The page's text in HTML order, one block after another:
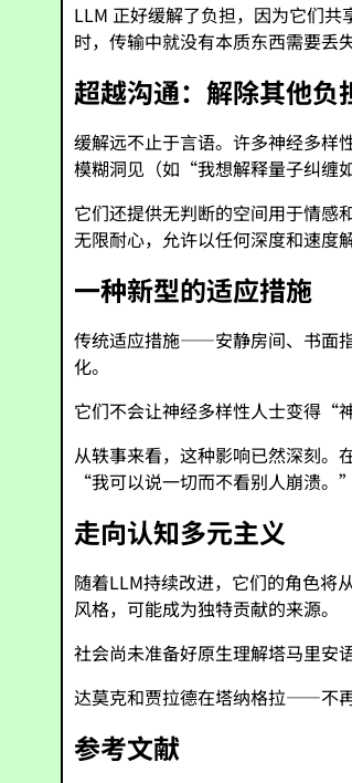
LLM 正好缓解了负担，因为它们
时，传输中就没有本质东西需要丢失
超越沟通：解除其他负
缓解远不止于言语。许多神经多
模糊洞见（如“我想解释量子纠缠
它们还提供无判断的空间用于情感
无限耐心，允许以任何深度和速度
一种新型的适应措施
传统适应措施——安静房间、书面
化。
它们不会让神经多样性人士变得“
从轶事来看，这种影响已然深刻
“我可以说一切而不看别人崩溃
走向认知多元主义
随着LLM持续改进，它们的角色
风格，可能成为独特贡献的来源。
社会尚未准备好原生理解塔马里安
达莫克和贾拉德在塔纳格拉——不
参考文献